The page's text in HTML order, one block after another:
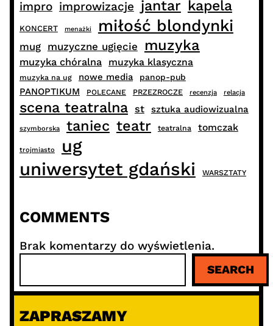
impro improwizacje jantar kapela
KONCERT menażki miłość blondynki
mug muzyczne ugięcie muzyka
muzyka chóralna muzyka klasyczna
muzyka na ug nowe media panop-pub
PANOPTIKUM POLECANE PRZEZROCZE recenzja relacja
scena teatralna st sztuka audiowizualna
szymborska taniec teatr teatralna tomczak
trojmiasto
ug
uniwersytet gdański
WARSZTATY
COMMENTS
Brak komentarzy do wyświetlenia.
u
a
SEARCH
ZAPRASZAMY